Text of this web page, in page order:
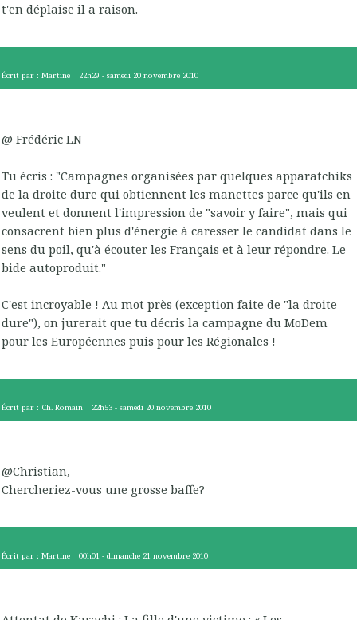
t'en déplaise il a raison.
Écrit par : Martine 22h29 -samedi 20 novembre 2010
@ Frédéric LN
Tu écris : "Campagnes organisées par quelques apparatchiks
de la droite dure qui obtiennent les manettes parce qu'ils en
veulent et donnent l'impression de "savoir y faire", mais qui
consacrent bien plus d'énergie à caresser le candidat dans le
sens du poil, qu'à écouter les Français et à leur répondre. Le
bide autoproduit."
C'est incroyable ! Au mot près (exception faite de "la droite
dure"), on jurerait que tu décris la campagne du MoDem
pour les Européennes puis pour les Régionales !
Écrit par : Ch. Romain 22h53 -samedi 20 novembre 2010
@Christian,
Chercheriez-vous une grosse baffe?
Écrit par : Martine 00h01 -dimanche 21 novembre 2010